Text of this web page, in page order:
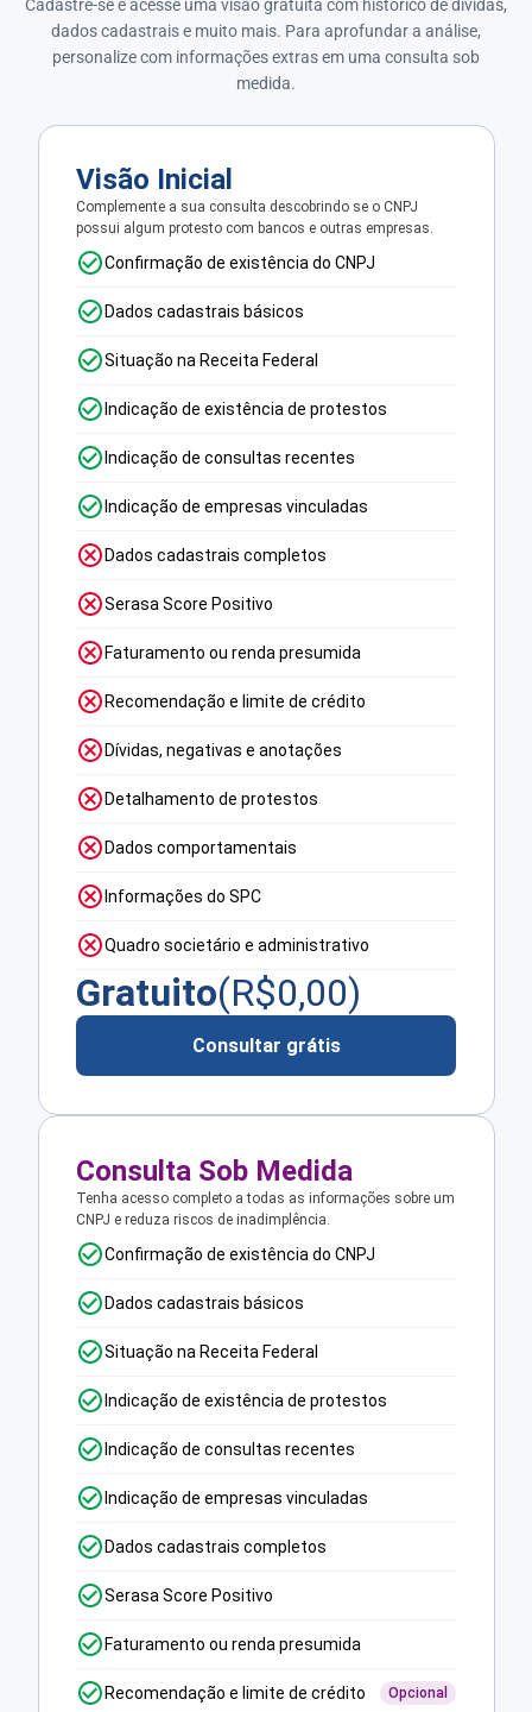
Cadastre-se e acesse uma visão gratuita com histórico de dívidas,
dados cadastrais e muito mais. Para aprofundar a análise,
personalize com informações extras em uma consulta sob
medida.
Visão Inicial
Complemente a sua consulta descobrindo se o CNPJ
possui algum protesto com bancos e outras empresas.
Confirmação de existência do CNPJ
Dados cadastrais básicos
Situação na Receita Federal
Indicação de existência de protestos
Indicação de consultas recentes
Indicação de empresas vinculadas
Dados cadastrais completos
Serasa Score Positivo
Faturamento ou renda presumida
Recomendação e limite de crédito
Dívidas, negativas e anotações
Detalhamento de protestos
Dados comportamentais
Informações do SPC
Quadro societário e administrativo
Gratuito(R$0,00)
Consultar grátis
Consulta Sob Medida
Tenha acesso completo a todas as informações sobre um
CNPJ e reduza riscos de inadimplência.
Confirmação de existência do CNPJ
Dados cadastrais básicos
Situação na Receita Federal
Indicação de existência de protestos
Indicação de consultas recentes
Indicação de empresas vinculadas
Dados cadastrais completos
Serasa Score Positivo
Faturamento ou renda presumida
Recomendação e limite de crédito Opcional